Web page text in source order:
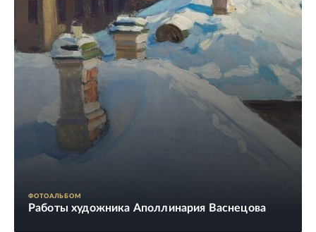
ФОТОАЛЬБОМ
Работы художника Аполлинария Васнецова